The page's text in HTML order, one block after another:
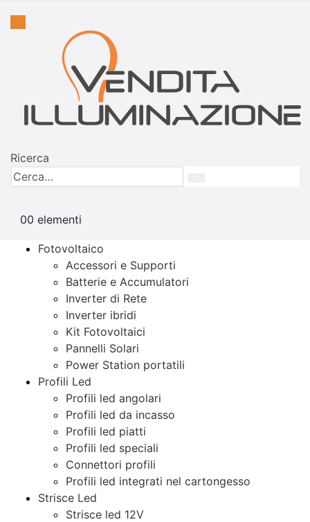
Ricerca
00 elementi
Fotovoltaico
Accessori e Supporti
Batterie e Accumulatori
Inverter di Rete
Inverter ibridi
Kit Fotovoltaici
Pannelli Solari
Power Station portatili
Profili Led
Profili led angolari
Profili led da incasso
Profili led piatti
Profili led speciali
Connettori profili
Profili led integrati nel cartongesso
Strisce Led
Strisce led 12V